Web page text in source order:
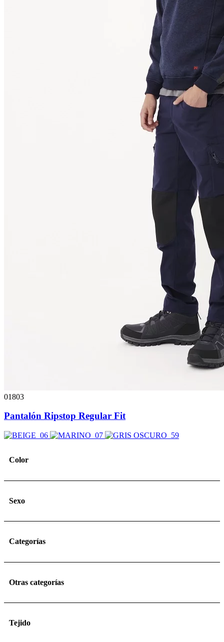
01803
Pantalón Ripstop Regular Fit
Color
Sexo
Categorías
Otras categorías
Tejido